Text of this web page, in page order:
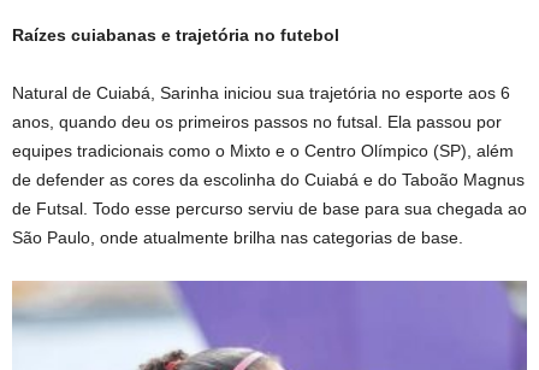
Raízes cuiabanas e trajetória no futebol
Natural de Cuiabá, Sarinha iniciou sua trajetória no esporte aos 6
anos, quando deu os primeiros passos no futsal. Ela passou por
equipes tradicionais como o Mixto e o Centro Olímpico (SP), além
de defender as cores da escolinha do Cuiabá e do Taboão Magnus
de Futsal. Todo esse percurso serviu de base para sua chegada ao
São Paulo, onde atualmente brilha nas categorias de base.